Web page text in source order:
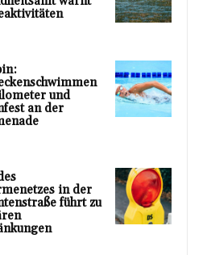
und
an der
in der
führt zu